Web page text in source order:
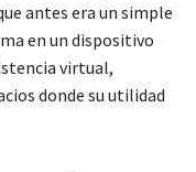
antes era un simple
en un dispositivo
virtual,
donde su utilidad